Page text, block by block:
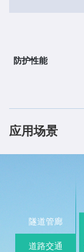
防护性能
应用场景
隧道管廊
道路交通